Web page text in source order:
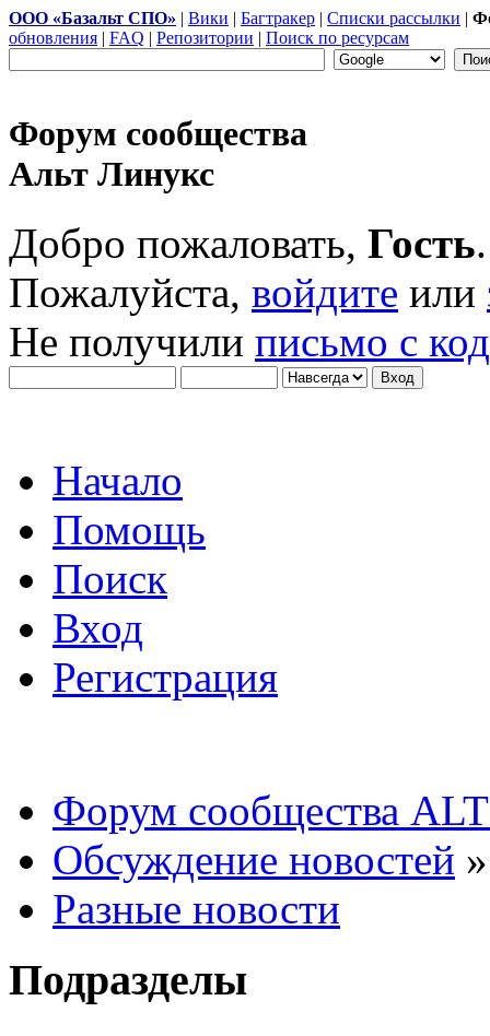
ООО «Базальт СПО» | Вики | Багтракер | Списки рассылки |
обновления | FAQ | Репозитории | Поиск по ресурсам
Форум сообщества
Альт Линукс
Добро пожаловать, Гость.
Пожалуйста, войдите или
Не получили письмо с
Начало
Помощь
Поиск
Вход
Регистрация
Форум сообщества
Обсуждение новостей »
Разные новости
Подразделы